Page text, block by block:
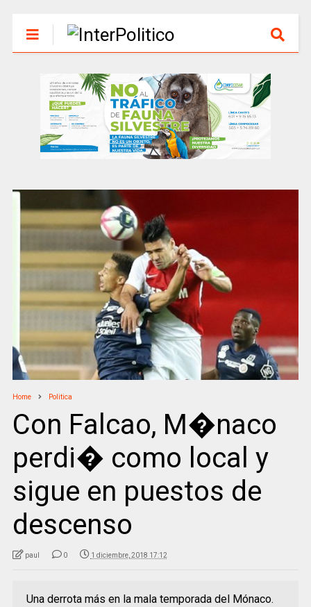
Home Politica
Con Falcao, M�naco
perdi� como local y
sigue en puestos de
descenso
paul 0 1 diciembre, 2018 17:12
Una derrota más en la mala temporada del Mónaco.